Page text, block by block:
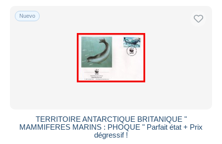
Nuevo
TERRITOIRE ANTARCTIQUE BRITANIQUE "
MAMMIFERES MARINS : PHOQUE " Parfait état + Prix
dégressif !